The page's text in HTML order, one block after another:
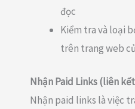
đọc
Kiểm tra và loại
trên trang web
Nhận Paid Links (liên
Nhận paid links là việc